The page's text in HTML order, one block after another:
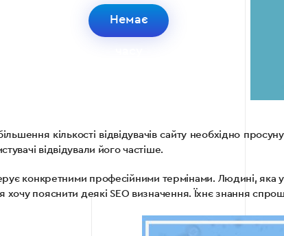
Немає
кількості відвідувачів сайту необхідно
відвідували його частіше.
конкретними професійними термінами. Людині, яка
хочу пояснити деякі SEO визначення. Їхнє знання